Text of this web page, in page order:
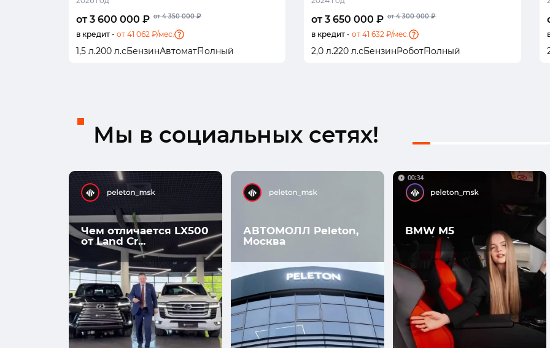
от 3 600 000 ₽ от 4 350 000 ₽
в кредит - от 41 062 ₽/мес.
1,5 л.200 л.сБензинАвтоматПолный
от 3 650 000 ₽ от 4 300 000 ₽
в кредит - от 41 632 ₽/мес.
2,0 л.220 л.сБензинРоботПолный
Мы в социальных сетях!
Чем отличается LX500
от Land Cr...
АВТОМОЛЛ Peleton,
Москва
BMW M5